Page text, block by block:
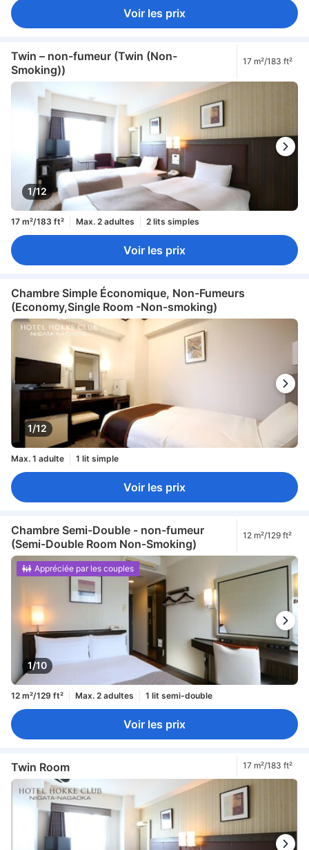
Voir les prix
Twin – non-fumeur (Twin (Non-
Smoking))
17 m²/183 ft²
1/12
17 m²/183 ft² Max. 2 adultes 2 lits simples
Voir les prix
Chambre Simple Économique, Non-Fumeurs
(Economy,Single Room -Non-smoking)
1/12
Max. 1 adulte 1 lit simple
Voir les prix
Chambre Semi-Double - non-fumeur
(Semi-Double Room Non-Smoking)
12 m²/129 ft²
1/10
Appréciée par les couples
12 m²/129 ft² Max. 2 adultes 1 lit semi-double
Voir les prix
Twin Room 17 m²/183 ft²